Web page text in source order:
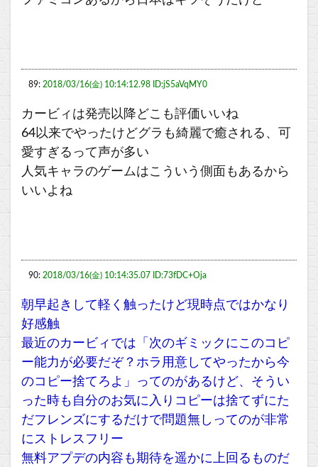
89: 2018/03/16(金) 10:14:12.98 ID:jS5aVqMY0
カービィは発売以降どこも評価いいね
64以来でやったけどグラも綺麗で癒される、可
愛すぎるって声が多い
人気キャラのゲームはこういう側面もあるから
いいよね
90: 2018/03/16(金) 10:14:35.07 ID:73fDC+Oja
朝早起きして軽く触ったけど現時点ではかなり
好感触
最近のカービィでは「次のギミックにこのコピ
ー能力が必要だぞ？ホラ用意してやったから今
のコピー捨てろよ」ってのがあるけど、そうい
った時も自分のお気に入りコピーは捨てずにた
だフレンズにするだけで問題無しってのが非常
にストレスフリー
無料アプデの内容も期待を遥かに上回るものだ